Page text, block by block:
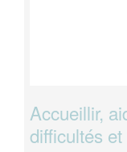
Accueillir,
difficultés